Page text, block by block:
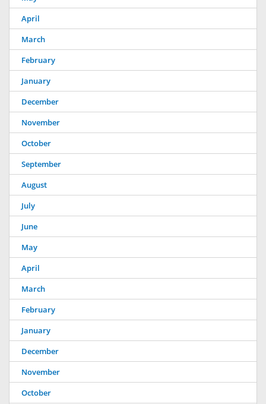
April
March
February
January
December
November
October
September
August
July
June
May
April
March
February
January
December
November
October